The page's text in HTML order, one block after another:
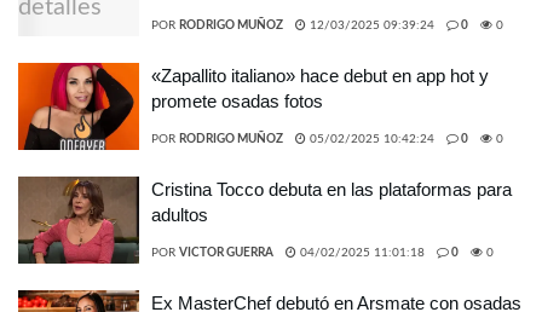
POR RODRIGO MUÑOZ 12/03/2025 09:39:24 0 0
«Zapallito italiano» hace debut en app hot y
promete osadas fotos
POR RODRIGO MUÑOZ 05/02/2025 10:42:24 0 0
Cristina Tocco debuta en las plataformas para
adultos
POR VICTOR GUERRA 04/02/2025 11:01:18 0 0
Ex MasterChef debutó en Arsmate con osadas